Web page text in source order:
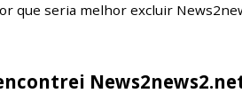
que seria melhor excluir